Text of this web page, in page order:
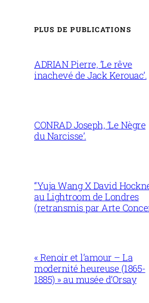
PLUS DE PUBLICATIONS
ADRIAN Pierre, ‘Le rêve
inachevé de Jack Kerouac’.
CONRAD Joseph, ‘Le Nègre
du Narcisse’.
“Yuja Wang X David
au Lightroom de Londres
(retransmis par Arte
« Renoir et l’amour – La
modernité heureuse (1865-
1885) » au musée d’Orsay